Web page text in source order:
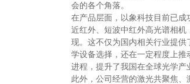
会的各个角落。
在产品层面，以象科技目前已成
近红外、短波中红外高光谱相
现。这不仅为国内相关行业提
学设备选择，还在一定程度上
进程，提升了我国在全球光学产
此外，公司经营的激光共聚焦